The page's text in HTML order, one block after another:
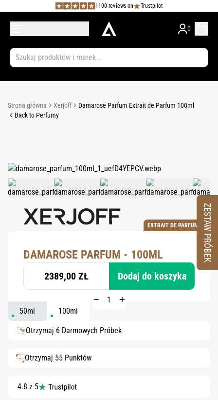
1100 reviews on Trustpilot
0
Strona główna Xerjoff
Damarose Parfum Extrait de Parfum 100ml
Back to Perfumy
EXTRAIT DE PARFUM
DAMAROSE PARFUM - 100ML
2389,00 ZŁ Dodaj do koszyka
50ml 100ml
Otrzymaj 6 Darmowych Próbek
Otrzymaj 55 Punktów
4.8 z 5
ZESTAW PRÓBEK